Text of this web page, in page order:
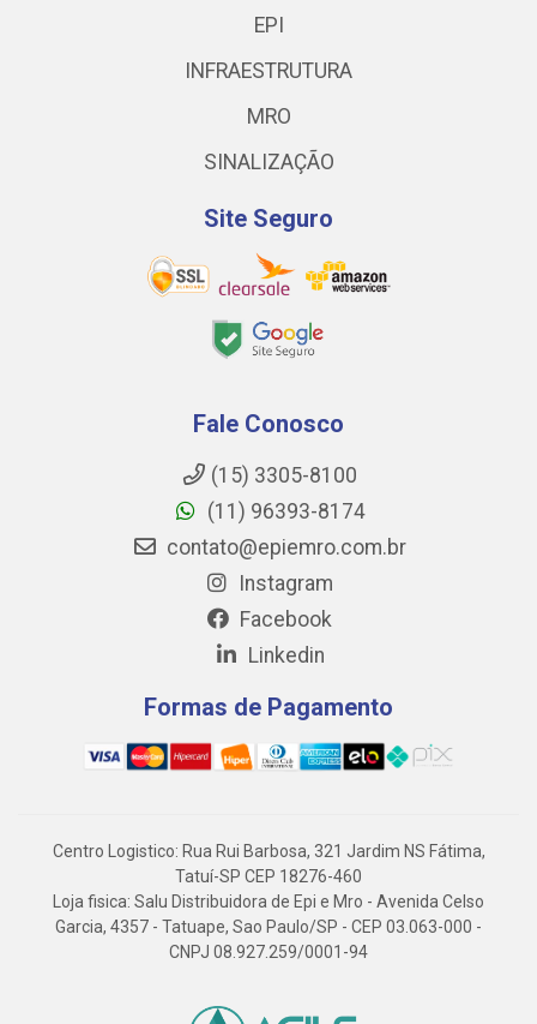
EPI
INFRAESTRUTURA
MRO
SINALIZAÇÃO
Site Seguro
Fale Conosco
(15) 3305-8100
(11) 96393-8174
contato@epiemro.com.br
Instagram
Facebook
Linkedin
Formas de Pagamento
Centro Logistico: Rua Rui Barbosa, 321 Jardim NS Fátima,
Tatuí-SP CEP 18276-460
Loja fisica: Salu Distribuidora de Epi e Mro - Avenida Celso
Garcia, 4357 - Tatuape, Sao Paulo/SP - CEP 03.063-000 -
CNPJ 08.927.259/0001-94